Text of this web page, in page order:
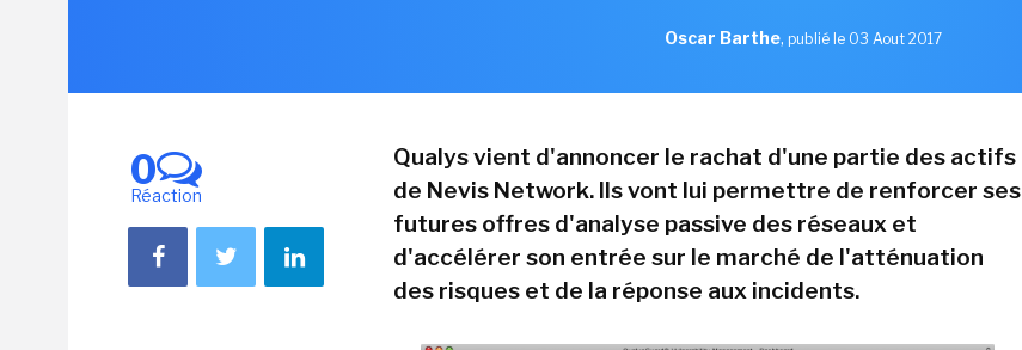
Oscar Barthe, publié le 03 Aout 2017
0
Réaction
Qualys vient d'annoncer le rachat d'une partie des actifs
de Nevis Network. Ils vont lui permettre de renforcer ses
futures offres d'analyse passive des réseaux et
d'accélérer son entrée sur le marché de l'atténuation
des risques et de la réponse aux incidents.